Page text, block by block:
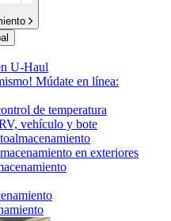
U-Haul
Múdate en línea:
de temperatura
vehículo y bote
en exteriores